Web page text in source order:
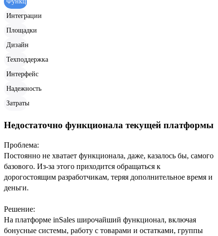
Интеграции
Площадки
Дизайн
Техподдержка
Интерфейс
Надежность
Затраты
Недостаточно функционала текущей платформы
Проблема:
Постоянно не хватает функционала, даже, казалось бы, самого
базового. Из-за этого приходится обращаться к
дорогостоящим разработчикам, теряя дополнительное время и
деньги.
Решение:
На платформе inSales широчайший функционал, включая
бонусные системы, работу с товарами и остатками, группы